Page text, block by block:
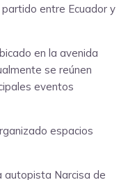
entre Ecuador y
en la avenida
se reúnen
eventos
espacios
autopista Narcisa de